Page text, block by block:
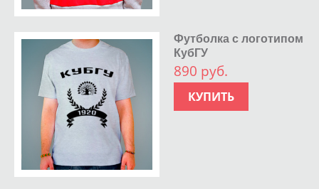
Футболка с логотипом
КубГУ
890 руб.
КУПИТЬ